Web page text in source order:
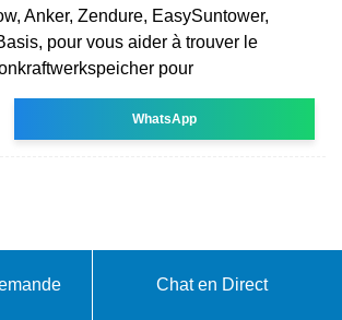
Anker, Zendure, EasySuntower,
pour vous aider à trouver le
pour
WhatsApp
Chat en Direct